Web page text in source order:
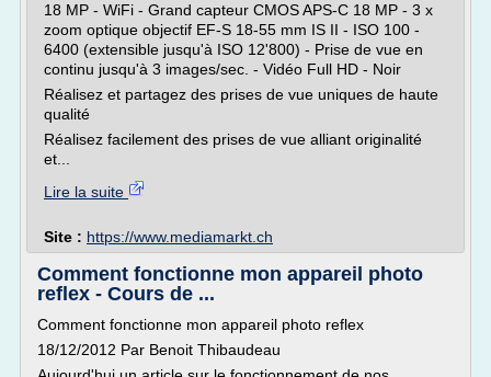
18 MP - WiFi - Grand capteur CMOS APS-C 18 MP - 3 x
zoom optique objectif EF-S 18-55 mm IS II - ISO 100 -
6400 (extensible jusqu'à ISO 12'800) - Prise de vue en
continu jusqu'à 3 images/sec. - Vidéo Full HD - Noir
Réalisez et partagez des prises de vue uniques de haute
qualité
Réalisez facilement des prises de vue alliant originalité
et...
Lire la suite
Site : https://www.mediamarkt.ch
Comment fonctionne mon appareil photo
reflex - Cours de ...
Comment fonctionne mon appareil photo reflex
18/12/2012 Par Benoit Thibaudeau